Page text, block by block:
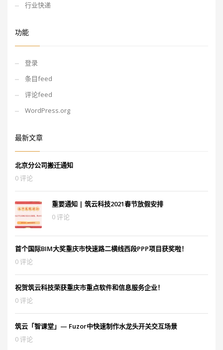
行业快递
功能
登录
条目feed
评论feed
WordPress.org
最新文章
北京分公司搬迁通知
0 评论
重要通知 | 筑云科技2021春节放假安排
0 评论
首个国际BIM大奖重庆市快速路二横线西段PPP项目获奖啦！
0 评论
祝贺筑云科技荣获重庆市重点软件和信息服务企业！
0 评论
筑云「智课堂」— Fuzor中快速制作水龙头开关交互场景
0 评论